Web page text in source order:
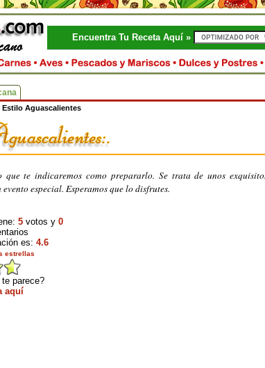
Encuentra Tu Receta Aquí »
Estilo Aguascalientes
te indicaremos como prepararlo. Se trata de unos
especial. Esperamos que lo disfrutes.
5 votos y 0
es: 4.6
estrellas
parece?
aquí